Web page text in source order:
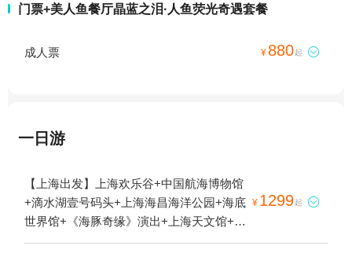
门票+美人鱼餐厅晶蓝之泪·人鱼荧光奇遇套餐
成人票 ¥ 880起 
一日游
【上海出发】上海欢乐谷+中国航海博物馆
+滴水湖壹号码头+上海海昌海洋公园+海底
世界馆+《海豚奇缘》演出+上海天文馆+交
通银行耀雪冰雪世界+时空缆车1日游
¥ 1299起 